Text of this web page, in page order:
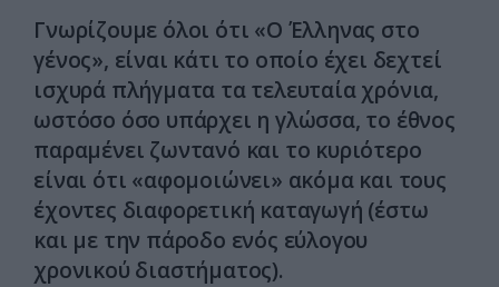
Γνωρίζουμε όλοι ότι «Ο Έλληνας στο
γένος», είναι κάτι το οποίο έχει δεχτεί
ισχυρά πλήγματα τα τελευταία χρόνια,
ωστόσο όσο υπάρχει η γλώσσα, το έθνος
παραμένει ζωντανό και το κυριότερο
είναι ότι «αφομοιώνει» ακόμα και τους
έχοντες διαφορετική καταγωγή (έστω
και με την πάροδο ενός εύλογου
χρονικού διαστήματος).